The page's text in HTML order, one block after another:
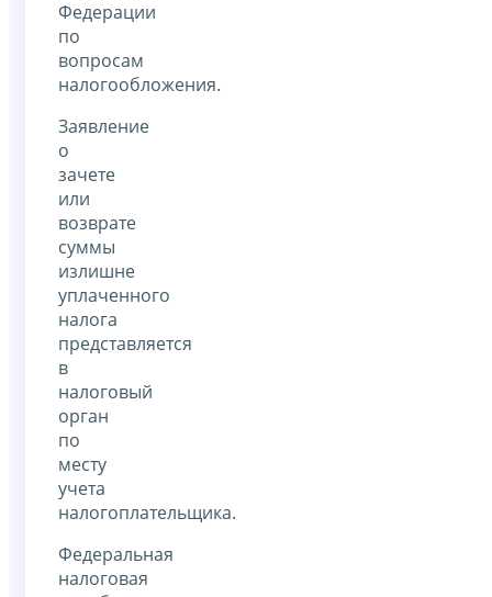
Федерации
по
вопросам
налогообложения.
Заявление
о
зачете
или
возврате
суммы
излишне
уплаченного
налога
представляется
в
налоговый
орган
по
месту
учета
налогоплательщика.
Федеральная
налоговая